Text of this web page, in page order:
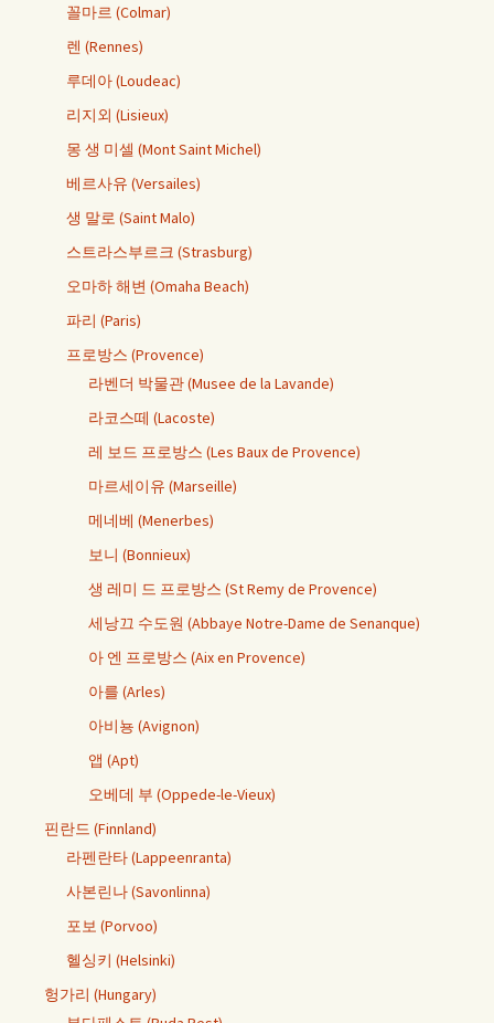
꼴마르 (Colmar)
렌 (Rennes)
루데아 (Loudeac)
리지외 (Lisieux)
몽 생 미셀 (Mont Saint Michel)
베르사유 (Versailes)
생 말로 (Saint Malo)
스트라스부르크 (Strasburg)
오마하 해변 (Omaha Beach)
파리 (Paris)
프로방스 (Provence)
라벤더 박물관 (Musee de la Lavande)
라코스떼 (Lacoste)
레 보드 프로방스 (Les Baux de Provence)
마르세이유 (Marseille)
메네베 (Menerbes)
보니 (Bonnieux)
생 레미 드 프로방스 (St Remy de Provence)
세낭끄 수도원 (Abbaye Notre-Dame de Senanque)
아 엔 프로방스 (Aix en Provence)
아를 (Arles)
아비뇽 (Avignon)
앱 (Apt)
오베데 부 (Oppede-le-Vieux)
핀란드 (Finnland)
라펜란타 (Lappeenranta)
사본린나 (Savonlinna)
포보 (Porvoo)
헬싱키 (Helsinki)
헝가리 (Hungary)